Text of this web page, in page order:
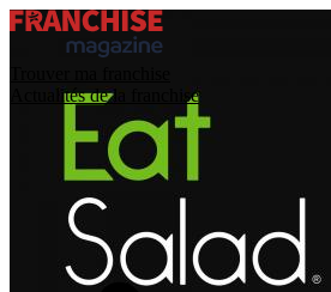
Actualités de la franchise